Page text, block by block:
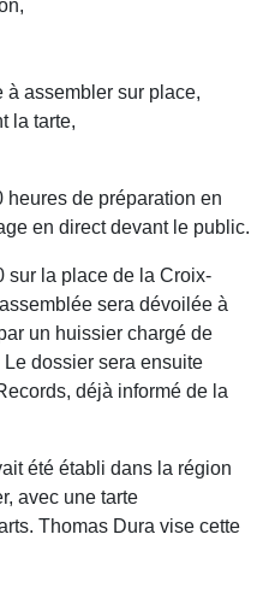
assembler sur place,
la tarte,
heures de préparation en
en direct devant le public.
sur la place de la Croix-
sera dévoilée à
un huissier chargé de
dossier sera ensuite
déjà informé de la
été établi dans la région
avec une tarte
Thomas Dura vise cette